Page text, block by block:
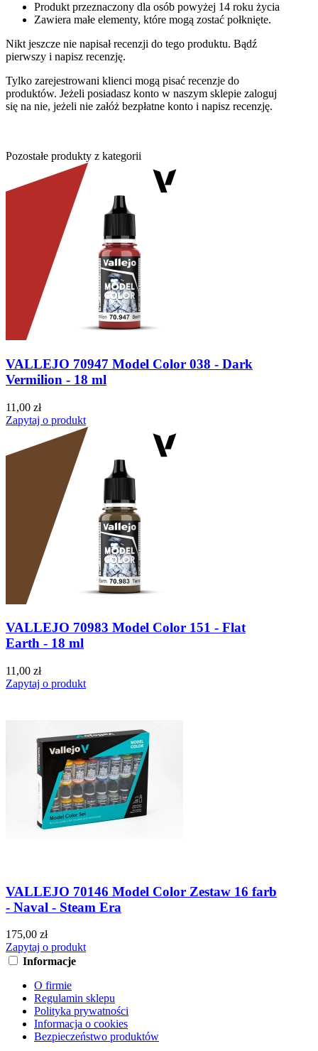
Produkt przeznaczony dla osób powyżej 14 roku życia
Zawiera małe elementy, które mogą zostać połknięte.
Nikt jeszcze nie napisał recenzji do tego produktu. Bądź
pierwszy i napisz recenzję.
Tylko zarejestrowani klienci mogą pisać recenzje do
produktów. Jeżeli posiadasz konto w naszym sklepie zaloguj
się na nie, jeżeli nie załóż bezpłatne konto i napisz recenzję.
Pozostałe produkty z kategorii
VALLEJO 70947 Model Color 038 - Dark
Vermilion - 18 ml
11,00 zł
Zapytaj o produkt
VALLEJO 70983 Model Color 151 - Flat
Earth - 18 ml
11,00 zł
Zapytaj o produkt
VALLEJO 70146 Model Color Zestaw 16 farb
- Naval - Steam Era
175,00 zł
Zapytaj o produkt
Informacje
O firmie
Regulamin sklepu
Polityka prywatności
Informacja o cookies
Bezpieczeństwo produktów